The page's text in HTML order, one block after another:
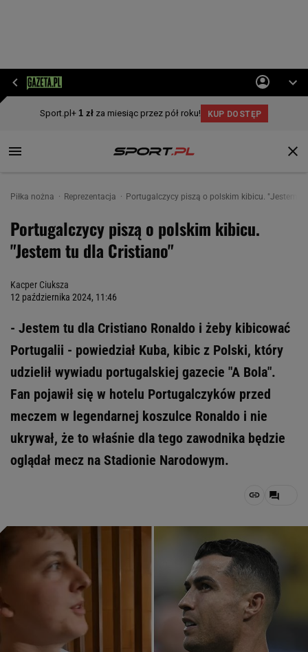
Piłka nożna Reprezentacja Portugalczycy piszą o polskim kibicu. "Jestem
Portugalczycy piszą o polskim kibicu.
"Jestem tu dla Cristiano"
Kacper Ciuksza
12 października 2024, 11:46
- Jestem tu dla Cristiano Ronaldo i żeby kibicować
Portugalii - powiedział Kuba, kibic z Polski, który
udzielił wywiadu portugalskiej gazecie "A Bola".
Fan pojawił się w hotelu Portugalczyków przed
meczem w legendarnej koszulce Ronaldo i nie
ukrywał, że to właśnie dla tego zawodnika będzie
oglądał mecz na Stadionie Narodowym.